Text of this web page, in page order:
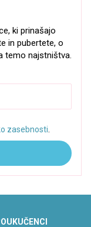
ki prinašajo
in pubertete, o
temo najstništva.
zasebnosti
UČENCI